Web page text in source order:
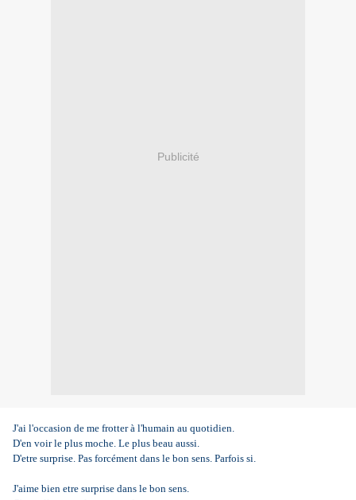
Publicité
J'ai l'occasion de me frotter à l'humain au quotidien.
D'en voir le plus moche. Le plus beau aussi.
D'etre surprise. Pas forcément dans le bon sens. Parfois si.
J'aime bien etre surprise dans le bon sens.